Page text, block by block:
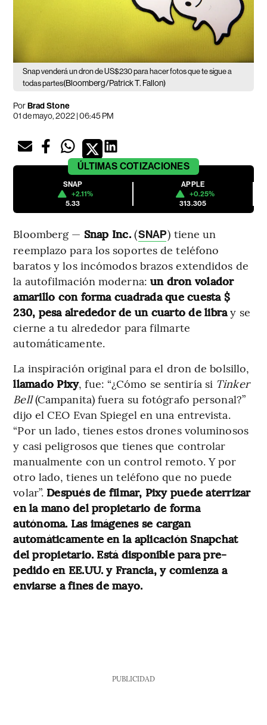
Snap venderá un dron de US$230 para hacer fotos que te sigue a
todas partes(Bloomberg/Patrick T. Fallon)
PorBrad Stone
01 de mayo, 2022 | 06:45 PM
ÚLTIMAS COTIZACIONES
SNAP
+2.11%
5.33
APPLE
+0.25%
313.305
Bloomberg — Snap Inc.(SNAP) tiene un
reemplazo para los soportes de teléfono
baratos y los incómodos brazos extendidos de
la autofilmación moderna: un dron volador
amarillo con forma cuadrada que cuesta $
230, pesa alrededor de un cuarto de libray se
cierne a tu alrededor para filmarte
automáticamente.
La inspiración original para el dron de bolsillo,
llamado Pixy, fue: “¿Cómo se sentiría si Tinker
Bell(Campanita) fuera su fotógrafo personal?”
dijo el CEO Evan Spiegel en una entrevista.
“Por un lado, tienes estos drones voluminosos
y casi peligrosos que tienes que controlar
manualmente con un control remoto. Y por
otro lado, tienes un teléfono que no puede
volar”. Después de filmar, Pixy puede aterrizar
en la mano del propietario de forma
autónoma. Las imágenes se cargan
automáticamente en la aplicación Snapchat
del propietario. Está disponible para pre-
pedido en EE.UU. y Francia, y comienza a
enviarse a fines de mayo.
PUBLICIDAD